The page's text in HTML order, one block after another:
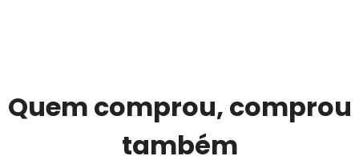
Quem comprou, comprou
também